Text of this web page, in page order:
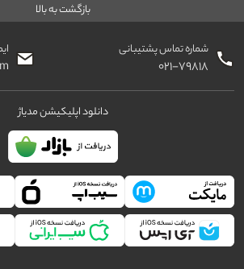
بازگشت به بالا
شماره تماس پشتیبانی
۰۲۱-۷۹۸۱۸
دانلود اپلیکیشن مدیاژ